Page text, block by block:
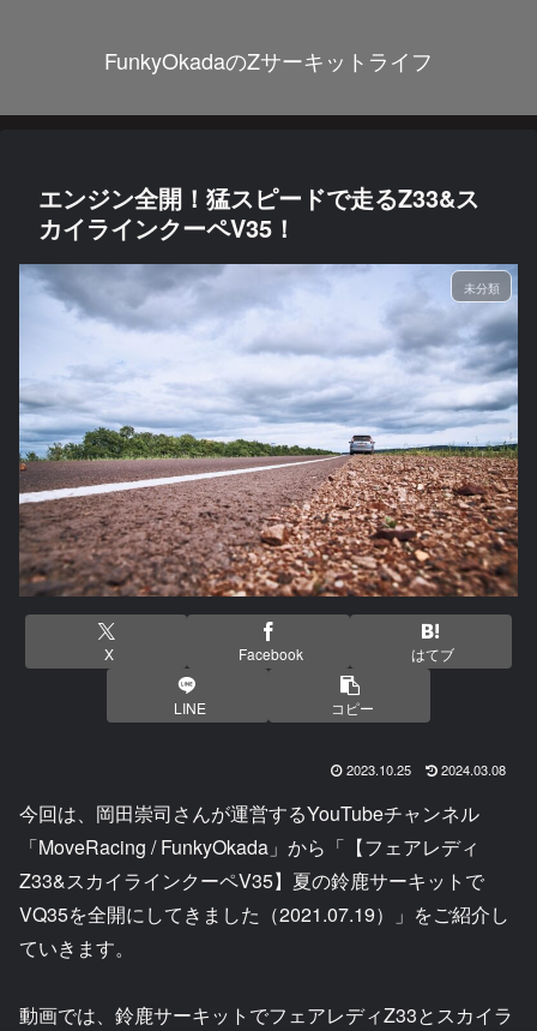
FunkyOkadaのZサーキットライフ
エンジン全開！猛スピードで走るZ33&ス
カイラインクーペV35！
未分類
X Facebook はてブ
LINE コピー
2023.10.25 2024.03.08
今回は、岡田崇司さんが運営するYouTubeチャンネル
「MoveRacing / FunkyOkada」から「【フェアレディ
Z33&スカイラインクーペV35】夏の鈴鹿サーキットで
VQ35を全開にしてきました（2021.07.19）」をご紹介し
ていきます。
動画では、鈴鹿サーキットでフェアレディZ33とスカイラ